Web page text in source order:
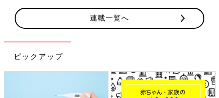
連載一覧へ
ピックアップ